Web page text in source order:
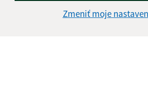
Zmeniť moje
Obedňajšia prestávka:11:45 -